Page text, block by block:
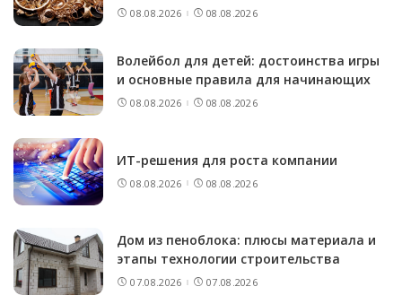
08.08.2026 08.08.2026
Волейбол для детей: достоинства игры
и основные правила для начинающих
08.08.2026 08.08.2026
ИТ-решения для роста компании
08.08.2026 08.08.2026
Дом из пеноблока: плюсы материала и
этапы технологии строительства
07.08.2026 07.08.2026